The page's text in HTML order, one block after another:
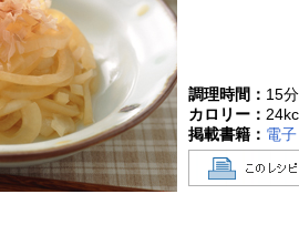
調理時間： 15
カロリー： 24
掲載書籍： 電